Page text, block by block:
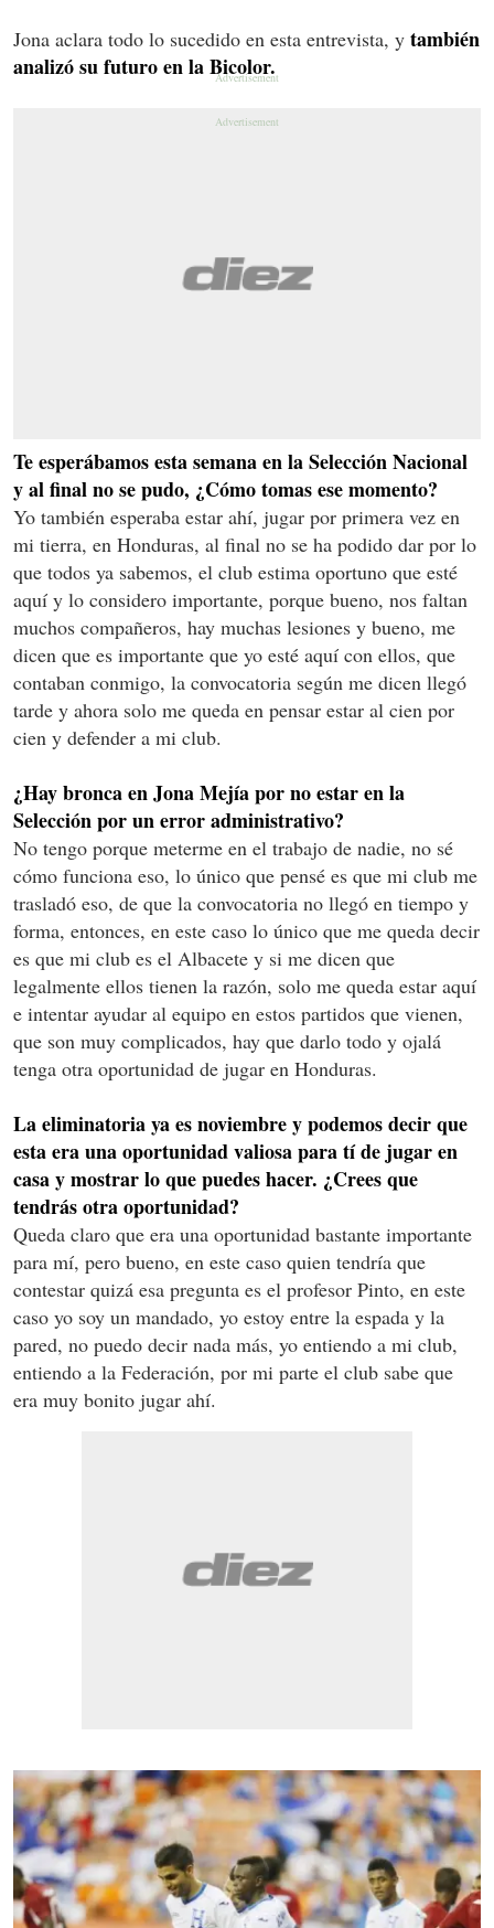
Jona aclara todo lo sucedido en esta entrevista, y también
analizó su futuro en la Bicolor.
Te esperábamos esta semana en la Selección Nacional
y al final no se pudo, ¿Cómo tomas ese momento?
Yo también esperaba estar ahí, jugar por primera vez en
mi tierra, en Honduras, al final no se ha podido dar por lo
que todos ya sabemos, el club estima oportuno que esté
aquí y lo considero importante, porque bueno, nos faltan
muchos compañeros, hay muchas lesiones y bueno, me
dicen que es importante que yo esté aquí con ellos, que
contaban conmigo, la convocatoria según me dicen llegó
tarde y ahora solo me queda en pensar estar al cien por
cien y defender a mi club.
¿Hay bronca en Jona Mejía por no estar en la
Selección por un error administrativo?
No tengo porque meterme en el trabajo de nadie, no sé
cómo funciona eso, lo único que pensé es que mi club me
trasladó eso, de que la convocatoria no llegó en tiempo y
forma, entonces, en este caso lo único que me queda decir
es que mi club es el Albacete y si me dicen que
legalmente ellos tienen la razón, solo me queda estar aquí
e intentar ayudar al equipo en estos partidos que vienen,
que son muy complicados, hay que darlo todo y ojalá
tenga otra oportunidad de jugar en Honduras.
La eliminatoria ya es noviembre y podemos decir que
esta era una oportunidad valiosa para tí de jugar en
casa y mostrar lo que puedes hacer. ¿Crees que
tendrás otra oportunidad?
Queda claro que era una oportunidad bastante importante
para mí, pero bueno, en este caso quien tendría que
contestar quizá esa pregunta es el profesor Pinto, en este
caso yo soy un mandado, yo estoy entre la espada y la
pared, no puedo decir nada más, yo entiendo a mi club,
entiendo a la Federación, por mi parte el club sabe que
era muy bonito jugar ahí.